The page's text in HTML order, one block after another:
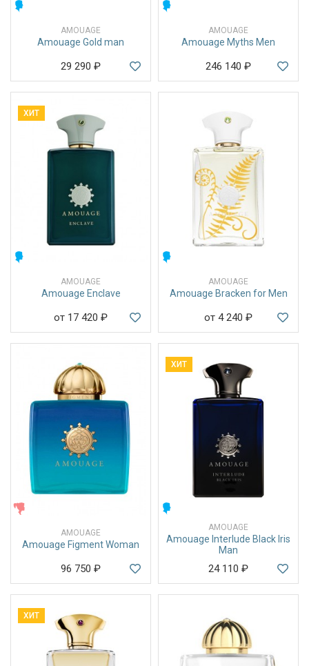
AMOUAGE
Amouage Gold man
29 290 ₽
AMOUAGE
Amouage Myths Men
246 140 ₽
ХИТ
AMOUAGE
Amouage Enclave
от 17 420 ₽
AMOUAGE
Amouage Bracken for Men
от 4 240 ₽
AMOUAGE
Amouage Figment Woman
96 750 ₽
ХИТ
AMOUAGE
Amouage Interlude Black Iris
Man
24 110 ₽
ХИТ